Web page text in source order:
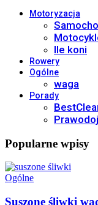
Motoryzacja
Ile koni
Rowery
Ogólne
waga
Porady
Popularne wpisy
Ogólne
Suszone śliwki